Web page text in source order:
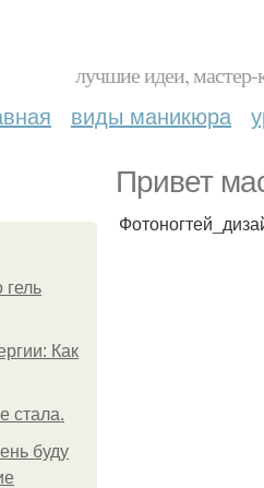
лучшие идеи,
виды маникюра
Привет
Как
стала.
буду